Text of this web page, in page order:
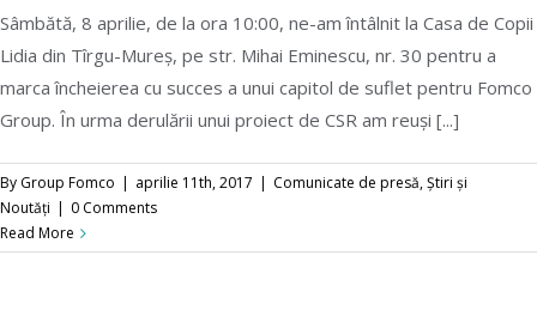
Poveste de succes, încheiată cu happy-end
Sâmbătă, 8 aprilie, de la ora 10:00, ne-am întâlnit la Casa de Copii
Lidia din Tîrgu-Mureș, pe str. Mihai Eminescu, nr. 30 pentru a
marca încheierea cu succes a unui capitol de suflet pentru Fomco
Group. În urma derulării unui proiect de CSR am reuși [...]
By Group Fomco | aprilie 11th, 2017 | Comunicate de presă,Știri și
Noutăți | 0 Comments
Read More